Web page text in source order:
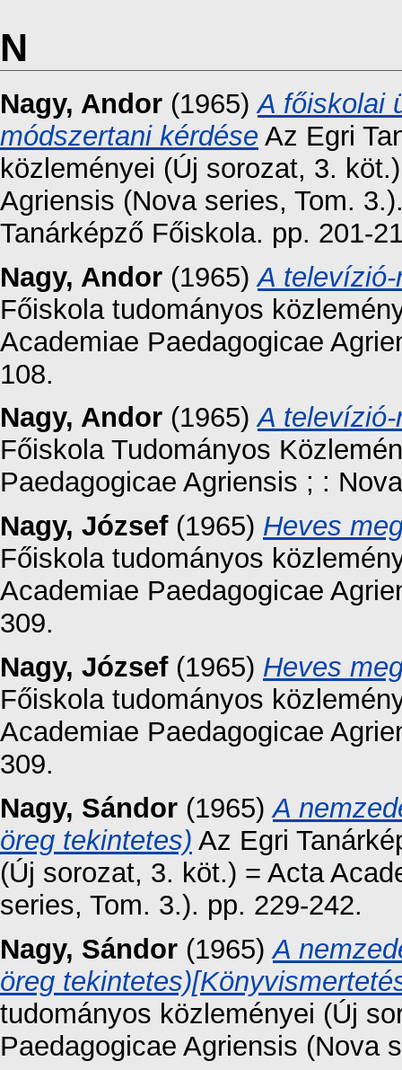
N
Nagy, Andor (1965)A főiskolai
módszertani kérdése Az Egri
közleményei (Új sorozat, 3.
Agriensis (Nova series, Tom.
Tanárképző Főiskola. pp. 201-
Nagy, Andor (1965)A
Főiskola tudományos
Academiae Paedagogicae
108.
Nagy, Andor (1965)A
Főiskola Tudományos
Paedagogicae Agriensis ; :
Nagy, József(1965) Heves
Főiskola tudományos
Academiae Paedagogicae
309.
Nagy, József(1965) Heves
Főiskola tudományos
Academiae Paedagogicae
309.
Nagy, Sándor (1965)A
öreg tekintetes) Az Egri
(Új sorozat, 3. köt.) = Acta
series, Tom. 3.). pp. 229-242.
Nagy, Sándor (1965)A
öreg
tudományos közleményei (Új
Paedagogicae Agriensis (Nova